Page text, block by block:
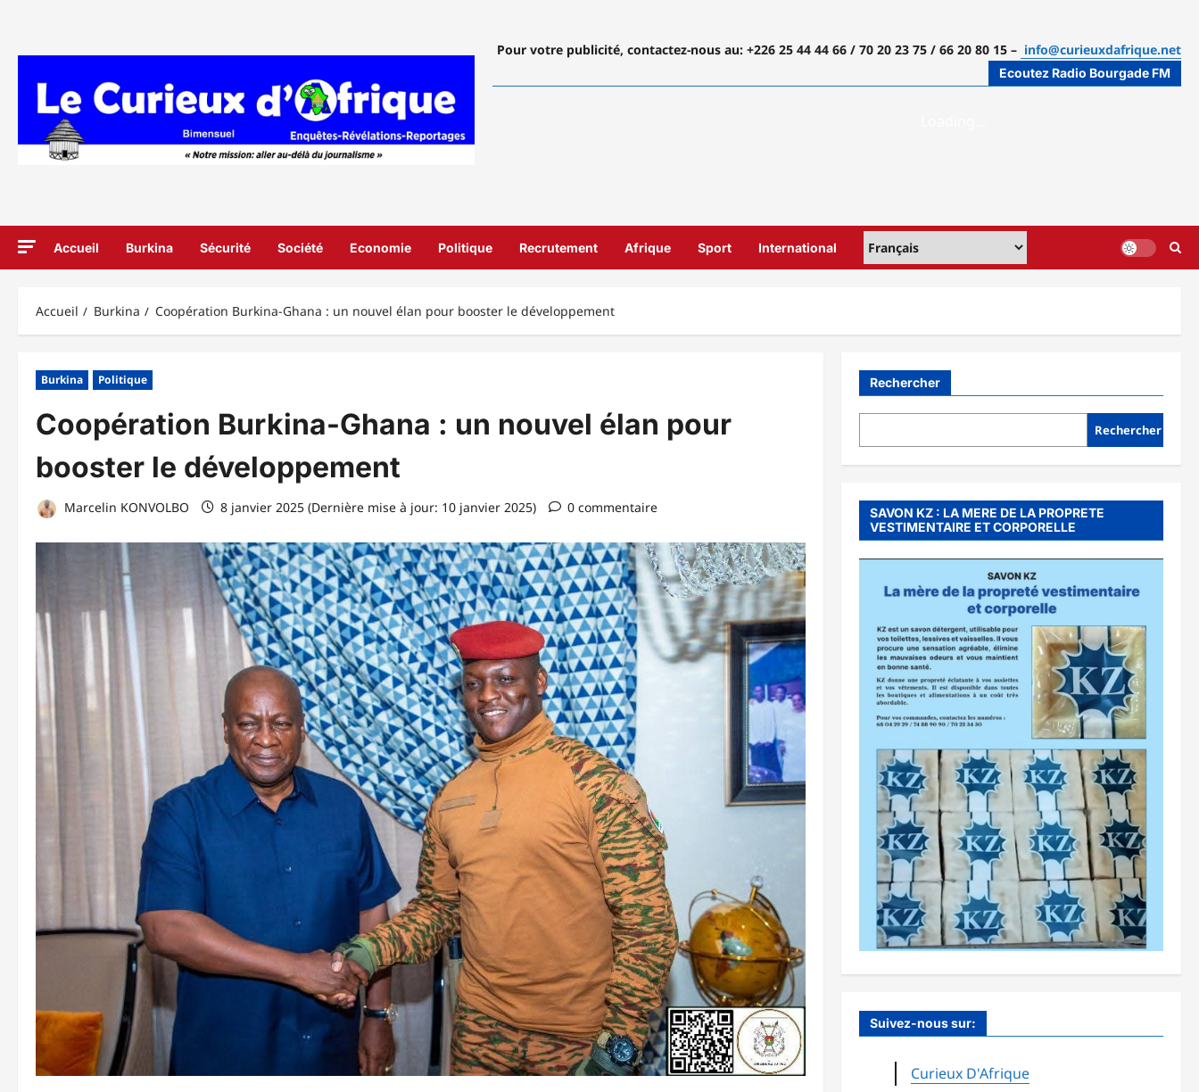
Pour votre publicité, contactez-nous au: +226 25 44 44 66 / 70 20 23 75 / 66 20 80 15 – info@curieuxdafrique.net
Ecoutez Radio Bourgade FM
Accueil Burkina Sécurité Société Economie Politique Recrutement Afrique Sport International
Accueil Burkina Coopération Burkina-Ghana : un nouvel élan pour booster le développement
Burkina Politique
Coopération Burkina-Ghana : un nouvel élan pour
booster le développement
Marcelin KONVOLBO 8 janvier 2025 (Dernière mise à jour: 10 janvier 2025) 0 commentaire
Rechercher
Rechercher
SAVON KZ : LA MERE DE LA PROPRETE
VESTIMENTAIRE ET CORPORELLE
Suivez-nous sur:
Curieux D'Afrique